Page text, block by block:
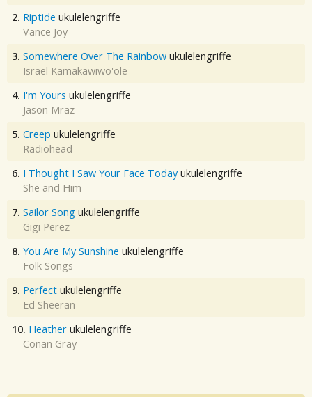
2. Riptide ukulelengriffe
Vance Joy
3. Somewhere Over The Rainbow ukulelengriffe
Israel Kamakawiwo'ole
4. I'm Yours ukulelengriffe
Jason Mraz
5. Creep ukulelengriffe
Radiohead
6. I Thought I Saw Your Face Today ukulelengriffe
She and Him
7. Sailor Song ukulelengriffe
Gigi Perez
8. You Are My Sunshine ukulelengriffe
Folk Songs
9. Perfect ukulelengriffe
Ed Sheeran
10. Heather ukulelengriffe
Conan Gray